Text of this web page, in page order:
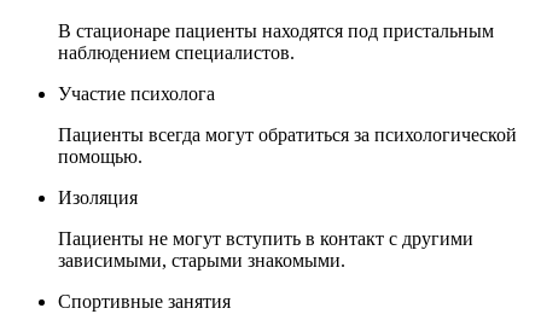
В стационаре пациенты находятся под пристальным
наблюдением специалистов.
Участие психолога
Пациенты всегда могут обратиться за психологической
помощью.
Изоляция
Пациенты не могут вступить в контакт с другими
зависимыми, старыми знакомыми.
Спортивные занятия